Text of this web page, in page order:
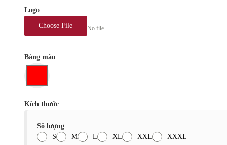
Logo
Choose File No file chosen
Bảng màu
Kích thước
Số lượng
S
M L XL XXL XXXL